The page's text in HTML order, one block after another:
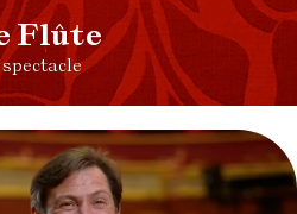
Flûte